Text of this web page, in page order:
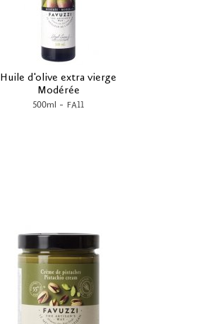
Huile d'olive extra vierge
Modérée
500ml - FA11